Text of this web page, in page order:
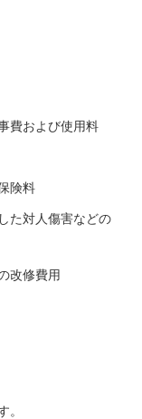
費および使用料
険料
た対人傷害などの
改修費用
。